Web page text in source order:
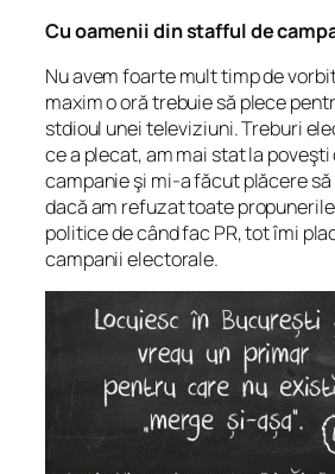
Cu oamenii din stafful de
Nu avem foarte mult timp de
maxim o oră trebuie să plece
stdioul unei televiziuni. Treburi
ce a plecat, am mai stat la
campanie şi mi-a făcut plăcere
dacă am refuzat toate
politice de când fac PR, tot îmi
campanii electorale.